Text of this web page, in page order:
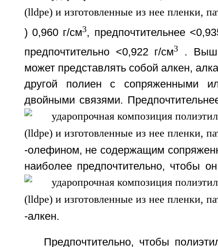
) 0,960 г/см3, предпочтительнее
предпочтительно <0,922 г/см3
.
может представлять собой алкен,
другой полиен с сопряженными
двойными связями.
-олефином, не содержащим
наиболее предпочтительно, чтобы
-алкен.
Предпочтительно, чтобы